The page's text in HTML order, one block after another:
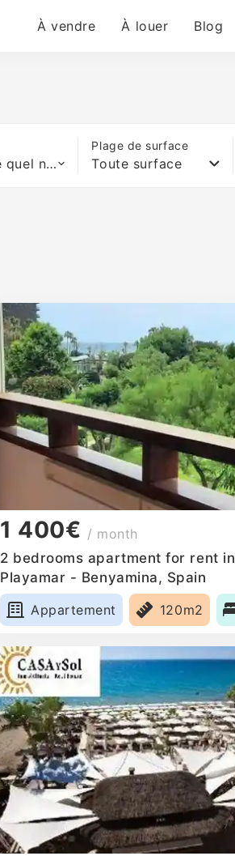
À vendre À louer Blog
N'importe quel nombre de lits
Plage de surface
Toute surface
1 400€ / month
2 bedrooms apartment for rent in
Playamar - Benyamina, Spain
Appartement
120m2